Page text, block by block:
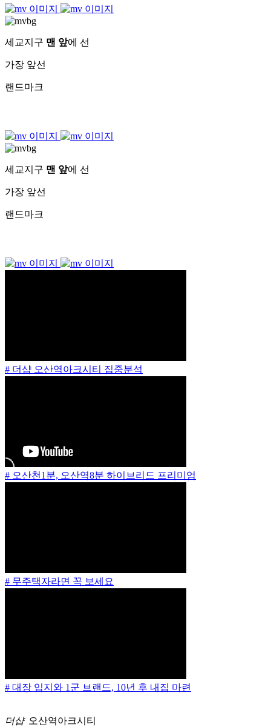
세교지구 맨 앞에 선
가장 앞선
랜드마크
세교지구 맨 앞에 선
가장 앞선
랜드마크
# 더샵 오산역아크시티 집중분석
# 오산천1분, 오산역8분 하이브리드 프리미엄
# 무주택자라면 꼭 보세요
# 대장 입지와 1군 브랜드, 10년 후 내집 마련
더샵 오산역아크시티